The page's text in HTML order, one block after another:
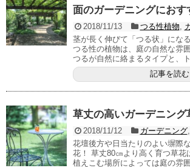
面のガーデニングにおす
2018/11/13 つる性植物,
茎が長く伸びて「つる状」にな
つる性の植物は、庭の自然な雰
つるが自然に絡まるタイプと、
記事を読む
草丈の高いガーデニング
2018/11/12 ガーデニング,
花壇後方や日当たりのよい塀際
花！ 草丈80㎝より高く育つ草花
植えこむ場所によっては庭の雰